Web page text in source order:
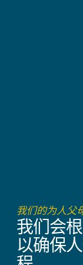
我们的为人父
我们会
以确保